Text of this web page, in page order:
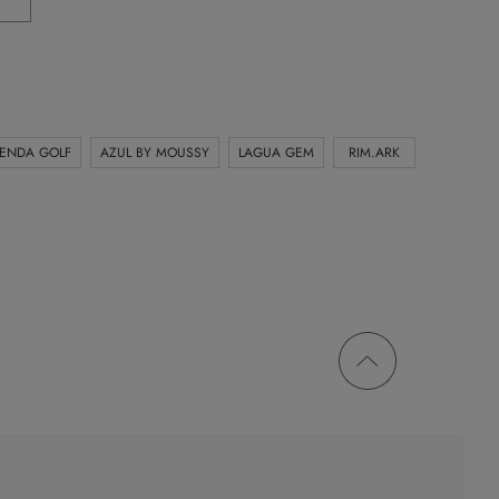
GOLF AZUL BY MOUSSY LAGUA GEM RIM.ARK
ページ
トップ